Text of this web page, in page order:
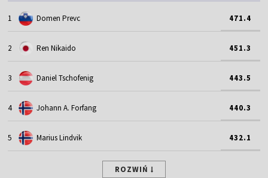
1 Domen Prevc 471.4
2 Ren Nikaido 451.3
3 Daniel Tschofenig 443.5
4 Johann A. Forfang 440.3
5 Marius Lindvik 432.1
ROZWIŃ